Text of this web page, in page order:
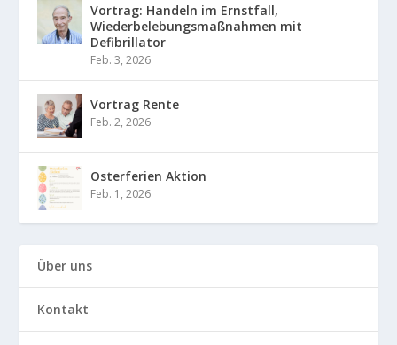
Vortrag: Handeln im Ernstfall,
Wiederbelebungsmaßnahmen mit
Defibrillator
Feb. 3, 2026
Vortrag Rente
Feb. 2, 2026
Osterferien Aktion
Feb. 1, 2026
Über uns
Kontakt